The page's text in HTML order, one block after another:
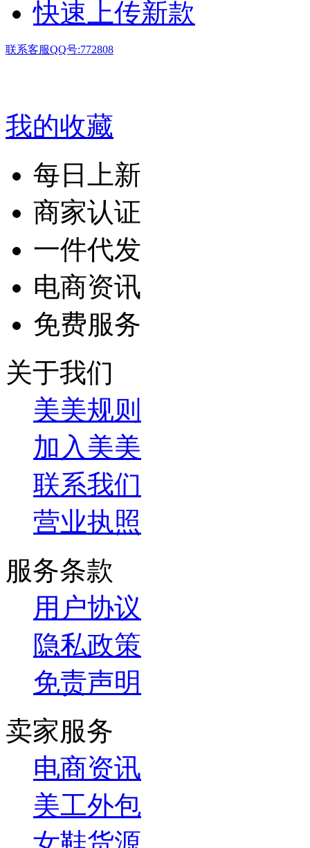
快速上传新款
联系客服QQ号:772808
我的收藏
每日上新
商家认证
一件代发
电商资讯
免费服务
关于我们
美美规则
加入美美
联系我们
营业执照
服务条款
用户协议
隐私政策
免责声明
卖家服务
电商资讯
美工外包